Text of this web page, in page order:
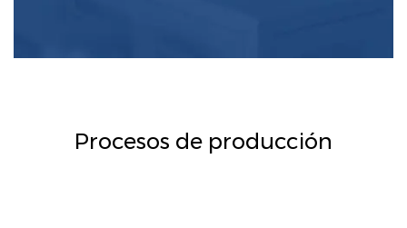
Procesos de producción